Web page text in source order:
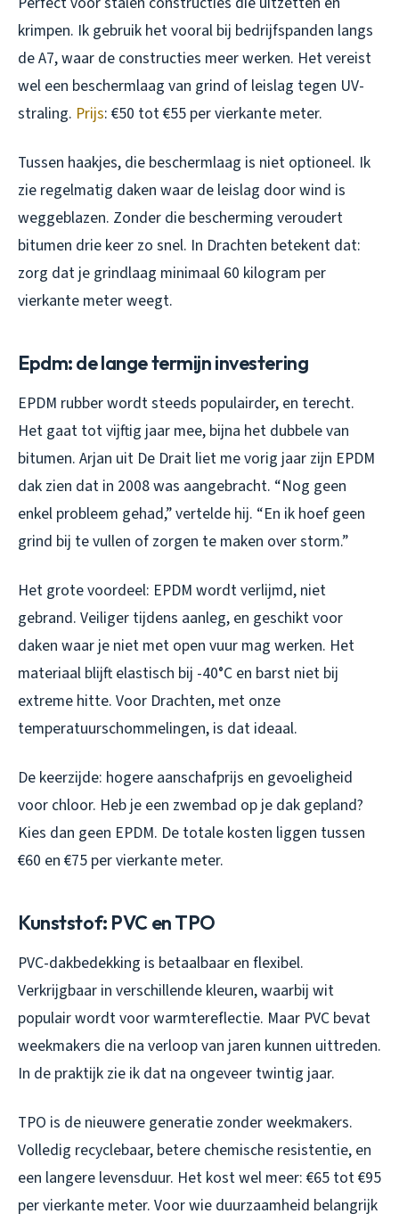
krimpen. Ik gebruik het vooral bij bedrijfspanden langs
de A7, waar de constructies meer werken. Het vereist
wel een beschermlaag van grind of leislag tegen UV-
straling. Prijs: €50 tot €55 per vierkante meter.
Tussen haakjes, die beschermlaag is niet optioneel. Ik
zie regelmatig daken waar de leislag door wind is
weggeblazen. Zonder die bescherming veroudert
bitumen drie keer zo snel. In Drachten betekent dat:
zorg dat je grindlaag minimaal 60 kilogram per
vierkante meter weegt.
Epdm: de lange termijn investering
EPDM rubber wordt steeds populairder, en terecht.
Het gaat tot vijftig jaar mee, bijna het dubbele van
bitumen. Arjan uit De Drait liet me vorig jaar zijn EPDM
dak zien dat in 2008 was aangebracht. “Nog geen
enkel probleem gehad,” vertelde hij. “En ik hoef geen
grind bij te vullen of zorgen te maken over storm.”
Het grote voordeel: EPDM wordt verlijmd, niet
gebrand. Veiliger tijdens aanleg, en geschikt voor
daken waar je niet met open vuur mag werken. Het
materiaal blijft elastisch bij -40°C en barst niet bij
extreme hitte. Voor Drachten, met onze
temperatuurschommelingen, is dat ideaal.
De keerzijde: hogere aanschafprijs en gevoeligheid
voor chloor. Heb je een zwembad op je dak gepland?
Kies dan geen EPDM. De totale kosten liggen tussen
€60 en €75 per vierkante meter.
Kunststof: PVC en TPO
PVC-dakbedekking is betaalbaar en flexibel.
Verkrijgbaar in verschillende kleuren, waarbij wit
populair wordt voor warmtereflectie. Maar PVC bevat
weekmakers die na verloop van jaren kunnen uittreden.
In de praktijk zie ik dat na ongeveer twintig jaar.
TPO is de nieuwere generatie zonder weekmakers.
Volledig recyclebaar, betere chemische resistentie, en
een langere levensduur. Het kost wel meer: €65 tot €95
per vierkante meter. Voor wie duurzaamheid belangrijk